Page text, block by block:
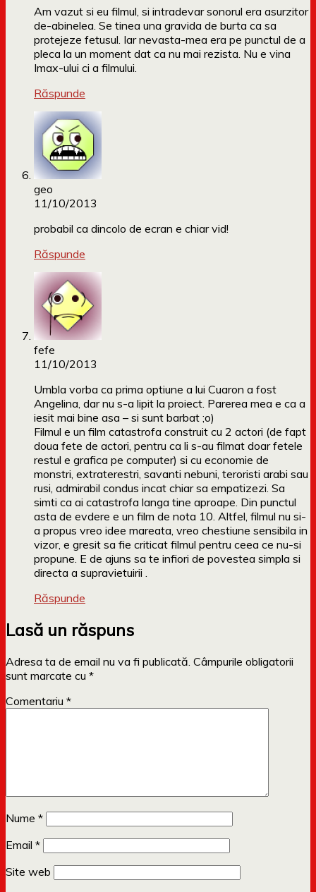
Am vazut si eu filmul, si intradevar sonorul era asurzitor
de-abinelea. Se tinea una gravida de burta ca sa
protejeze fetusul. Iar nevasta-mea era pe punctul de a
pleca la un moment dat ca nu mai rezista. Nu e vina
Imax-ului ci a filmului.
Răspunde
geo
11/10/2013
probabil ca dincolo de ecran e chiar vid!
Răspunde
fefe
11/10/2013
Umbla vorba ca prima optiune a lui Cuaron a fost
Angelina, dar nu s-a lipit la proiect. Parerea mea e ca a
iesit mai bine asa – si sunt barbat ;o)
Filmul e un film catastrofa construit cu 2 actori (de fapt
doua fete de actori, pentru ca li s-au filmat doar fetele
restul e grafica pe computer) si cu economie de
monstri, extraterestri, savanti nebuni, teroristi arabi sau
rusi, admirabil condus incat chiar sa empatizezi. Sa
simti ca ai catastrofa langa tine aproape. Din punctul
asta de evdere e un film de nota 10. Altfel, filmul nu si-
a propus vreo idee mareata, vreo chestiune sensibila in
vizor, e gresit sa fie criticat filmul pentru ceea ce nu-si
propune. E de ajuns sa te infiori de povestea simpla si
directa a supravietuirii .
Răspunde
Lasă un răspuns
Adresa ta de email nu va fi publicată. Câmpurile obligatorii
sunt marcate cu *
Comentariu *
Nume *
Email *
Site web